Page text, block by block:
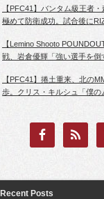
【PFC41】バンタム級王者
極めて防衛成功。試合後に
【Lemino Shooto
戦、岩倉優輝「強い選手を倒
【PFC41】捲土重来、北の
歩。クリス・キルシュ「僕の
Recent Posts